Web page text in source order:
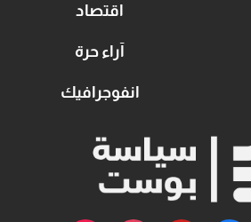
اقتصاد
آراء حرة
انفوجرافيك